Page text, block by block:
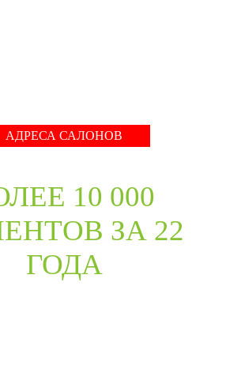
АДРЕСА САЛОНОВ
10 000
ЗА 22
ГОДА